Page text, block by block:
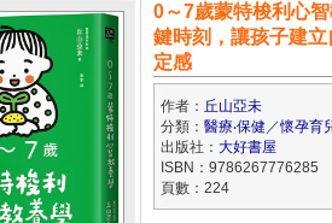
0～7歲蒙特梭利心
鍵時刻，讓孩子建
定感
作者： 丘山亞未
分類： 醫療‧保健 ／懷孕育
出版社： 大好書屋
ISBN：9786267776285
頁數：224